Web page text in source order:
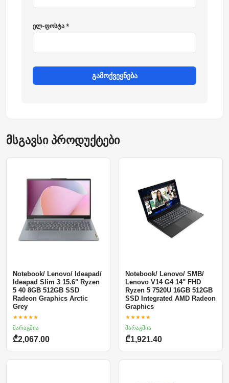
ელ-ფოსტა *
გამოქვეყნება
მსგავსი პროდუქტები
Notebook/ Lenovo/ Ideapad/
Ideapad Slim 3 15.6" Ryzen
5 40 8GB 512GB SSD
Radeon Graphics Arctic
Grey
★★★★★
მარაგშია
₾2,067.00
Notebook/ Lenovo/ SMB/
Lenovo V14 G4 14" FHD
Ryzen 5 7520U 16GB 512GB
SSD Integrated AMD Radeon
Graphics
★★★★★
მარაგშია
₾1,921.40